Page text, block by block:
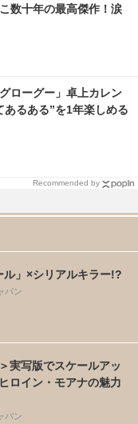
数十年の最高傑作！涙
ローグー」卓上カレン
るある”を1年楽しめる
Recommended by
」×シリアルキラー!?
パン
実写版でスケールアッ
ロイン・モアナの魅力
パン